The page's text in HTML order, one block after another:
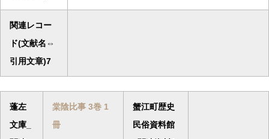
関連レコー
ド(文献名⇔
引用文章)7
蓬左
文庫_
棠陰比事 3巻 1
冊
蟹江町歴史
民俗資料館